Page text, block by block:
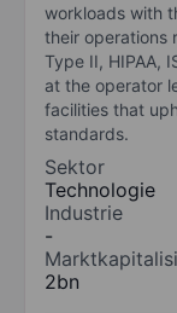
workloads with
their operations
Type II, HIPAA,
at the operator
facilities that
standards.
Sektor
Technologie
Industrie
-
2bn